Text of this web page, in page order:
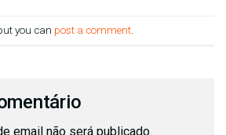
you can post a comment
email não será publicado.